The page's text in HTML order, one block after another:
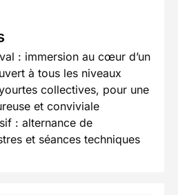
: immersion au cœur d’un
à tous les niveaux
collectives, pour une
et conviviale
: alternance de
et séances techniques